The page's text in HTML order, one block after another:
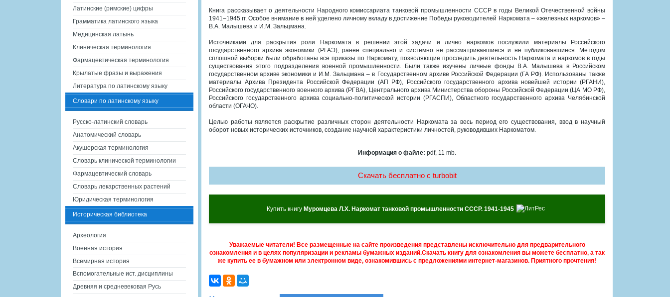
Книга рассказывает о деятельности Народного комиссариата танковой промышленности СССР в годы Великой Отечественной войны
1941–1945 гг. Особое внимание в ней уделено личному вкладу в достижение Победы руководителей Наркомата – «железных наркомов» –
В.А. Малышева и И.М. Зальцмана.
Источниками для раскрытия роли Наркомата в решении этой задачи и лично наркомов послужили материалы Российского
государственного архива экономики (РГАЭ), ранее специально и системно не рассматривавшиеся и не публиковавшиеся. Методом
сплошной выборки были обработаны все приказы по Наркомату, позволяющие проследить деятельность Наркомата и наркомов в годы
существования этого подразделения военной промышленности. Были также изучены личные фонды В.А. Малышева в Российском
государственном архиве экономики и И.М. Зальцмана – в Государственном архиве Российской Федерации (ГА РФ). Использованы также
материалы Архива Президента Российской Федерации (АП РФ), Российского государственного архива новейшей истории (РГАНИ),
Российского государственного военного архива (РГВА), Центрального архива Министерства обороны Российской Федерации (ЦА МО РФ),
Российского государственного архива социально-политической истории (РГАСПИ), Областного государственного архива Челябинской
области (ОГАЧО).
Целью работы является раскрытие различных сторон деятельности Наркомата за весь период его существования, ввод в научный
оборот новых исторических источников, создание научной характеристики личностей, руководивших Наркоматом.
Информация о файле: pdf, 11 mb.
Скачать бесплатно c turbobit
Купить книгу Муромцева Л.Х. Наркомат танковой промышленности СССР. 1941-1945
Уважаемые читатели! Все размещенные на сайте произведения представлены исключительно для предварительного
ознакомления и в целях популяризации и рекламы бумажных изданий.Скачать книгу для ознакомления вы можете бесплатно, а так
же купить ее в бумажном или электронном виде, ознакомившись с предложениями интернет-магазинов. Приятного прочтения!
Латинские (римские) цифры
Грамматика латинского языка
Медицинская латынь
Клиническая терминология
Фармацевтическая терминология
Крылатые фразы и выражения
Литература по латинскому языку
Словари по латинскому языку
Русско-латинский словарь
Анатомический словарь
Акушерская терминология
Словарь клинической терминологии
Фармацевтический словарь
Словарь лекарственных растений
Юридическая терминология
Историческая библиотека
Археология
Военная история
Всемирная история
Вспомогательные ист. дисциплины
Древняя и средневековая Русь